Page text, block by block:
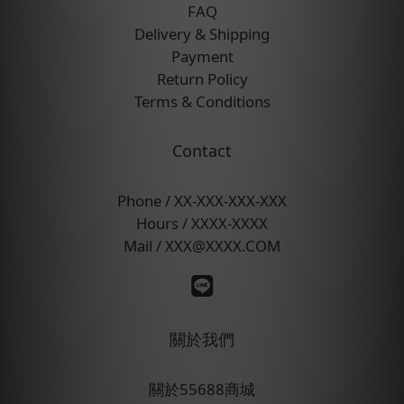
FAQ
Delivery & Shipping
Payment
Return Policy
Terms & Conditions
Contact
Phone / XX-XXX-XXX-XXX
Hours / XXXX-XXXX
Mail / XXX@XXXX.COM
關於我們
關於55688商城